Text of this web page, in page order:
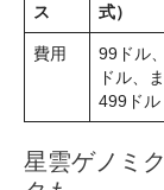
ス
式）
費用
99ドル
ドル、
499ドル
星雲ゲノミ